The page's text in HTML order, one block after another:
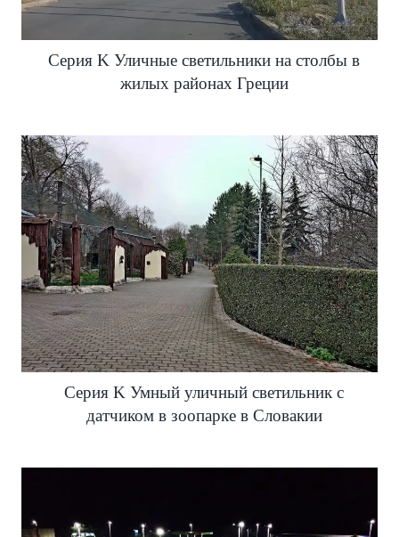
Серия K Уличные светильники на столбы в
жилых районах Греции
Серия K Умный уличный светильник с
датчиком в зоопарке в Словакии